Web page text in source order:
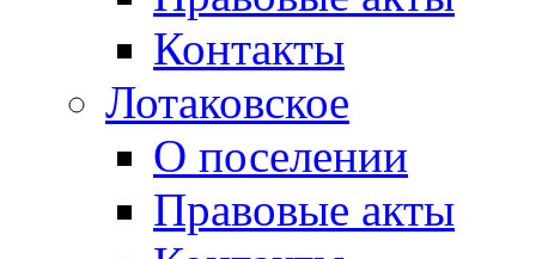
Контакты
Лотаковское
О поселении
Правовые акты